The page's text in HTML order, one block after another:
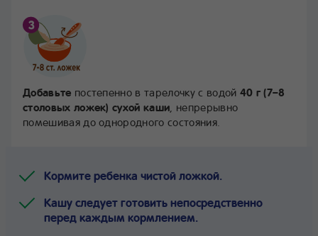
Добавьте постепенно в тарелочку с водой 40 г (7–8
столовых ложек) сухой каши, непрерывно
помешивая до однородного состояния.
Кормите ребенка чистой ложкой.
Кашу следует готовить непосредственно
перед каждым кормлением.